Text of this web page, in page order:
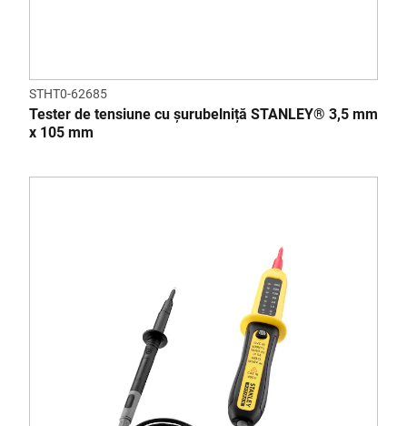
STHT0-62685
Tester de tensiune cu șurubelniță STANLEY® 3,5 mm
x 105 mm